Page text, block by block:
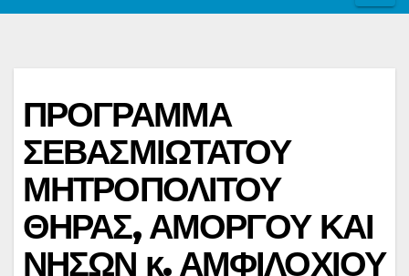
ΠΡΟΓΡΑΜΜΑ
ΣΕΒΑΣΜΙΩΤΑΤΟΥ
ΜΗΤΡΟΠΟΛΙΤΟΥ
ΘΗΡΑΣ, ΑΜΟΡΓΟΥ ΚΑΙ
ΝΗΣΩΝ κ. ΑΜΦΙΛΟΧΙΟΥ